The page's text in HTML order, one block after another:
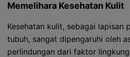
Memelihara Kesehatan Kulit
Kesehatan kulit, sebagai lapisan
tubuh, sangat dipengaruhi oleh
perlindungan dari faktor